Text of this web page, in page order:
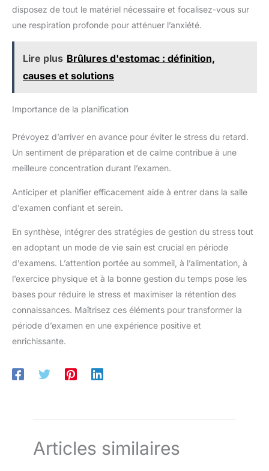
disposez de tout le matériel nécessaire et focalisez-vous sur
une respiration profonde pour atténuer l’anxiété.
Lire plus Brûlures d'estomac : définition,
causes et solutions
Importance de la planification
Prévoyez d’arriver en avance pour éviter le stress du retard.
Un sentiment de préparation et de calme contribue à une
meilleure concentration durant l’examen.
Anticiper et planifier efficacement aide à entrer dans la salle
d’examen confiant et serein.
En synthèse, intégrer des stratégies de gestion du stress tout
en adoptant un mode de vie sain est crucial en période
d’examens. L’attention portée au sommeil, à l’alimentation, à
l’exercice physique et à la bonne gestion du temps pose les
bases pour réduire le stress et maximiser la rétention des
connaissances. Maîtrisez ces éléments pour transformer la
période d’examen en une expérience positive et
enrichissante.
Articles similaires